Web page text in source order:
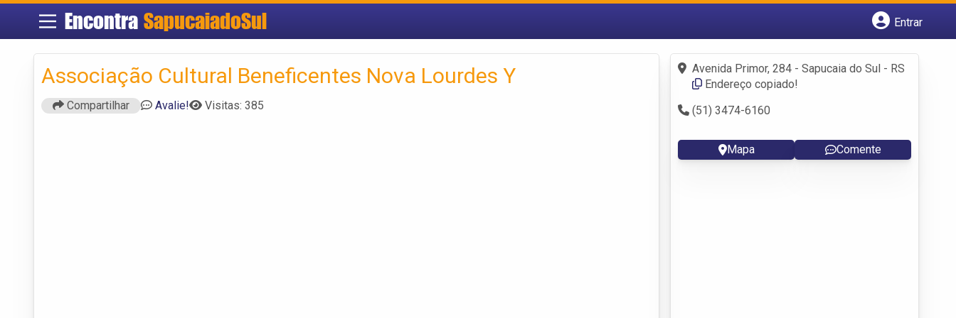
Encontra SapucaiadoSul
Entrar
Fazer login
Criar conta
Associação Cultural Beneficentes Nova Lourdes Y
Compartilhar Avalie! Visitas: 385
Avenida Primor, 284 - Sapucaia do Sul - RS
Endereço copiado!
(51) 3474-6160
Mapa Comente